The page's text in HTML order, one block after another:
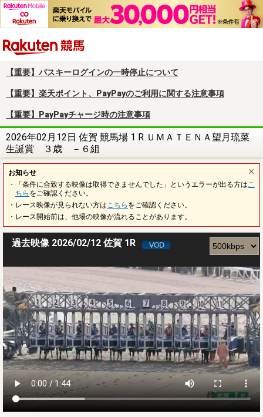
【重要】パスキーログインの一時停止について
【重要】楽天ポイント、PayPayのご利用に関する注意事項
【重要】PayPayチャージ時の注意事項
2026年02月12日 佐賀 競馬場 1 R ＵＭＡＴＥＮＡ望月琉菜
生誕賞 ３歳 －６組
お知らせ
・「条件に合致する映像は取得できませんでした」というエラーが出る方は こ
ちら をご確認ください。
・レース映像が見られない方は こちら をご確認ください。
・レース開始前は、他場の映像が流れることがあります。
過去映像 2026/02/12 佐賀 1R